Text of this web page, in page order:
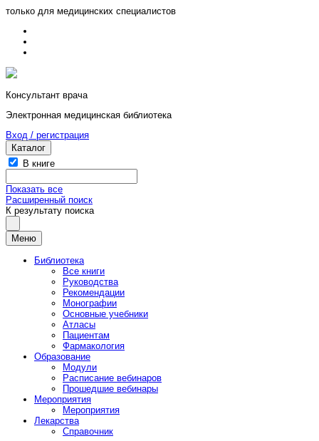
только для медицинских специалистов
Консультант врача
Электронная медицинская библиотека
Вход / регистрация
Каталог
В книге
Показать все
Расширенный поиск
К результату поиска
Меню
Библиотека
Все книги
Руководства
Рекомендации
Монографии
Основные учебники
Атласы
Пациентам
Фармакология
Образование
Модули
Расписание вебинаров
Прошедшие вебинары
Мероприятия
Мероприятия
Лекарства
Справочник